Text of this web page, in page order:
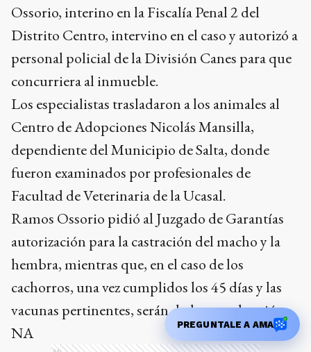
Ossorio, interino en la Fiscalía Penal 2 del
Distrito Centro, intervino en el caso y autorizó a
personal policial de la División Canes para que
concurriera al inmueble.
Los especialistas trasladaron a los animales al
Centro de Adopciones Nicolás Mansilla,
dependiente del Municipio de Salta, donde
fueron examinados por profesionales de
Facultad de Veterinaria de la Ucasal.
Ramos Ossorio pidió al Juzgado de Garantías
autorización para la castración del macho y la
hembra, mientras que, en el caso de los
cachorros, una vez cumplidos los 45 días y las
vacunas pertinentes, serán dados en adopción.
NA
Ads
PREGUNTALE A AMA